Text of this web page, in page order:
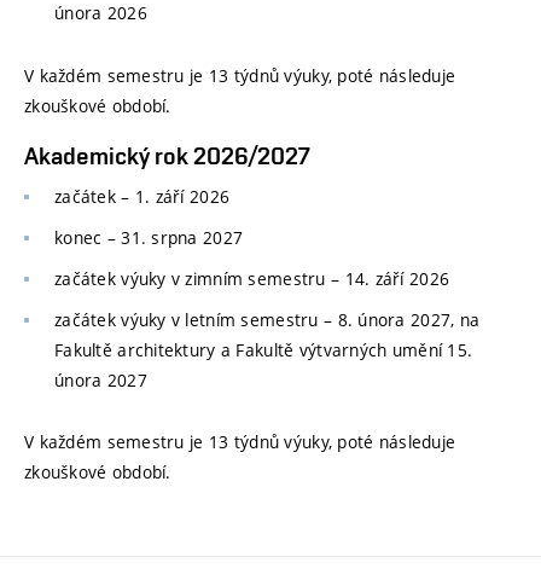
února 2026
V každém semestru je 13 týdnů výuky, poté následuje
zkouškové období.
Akademický rok 2026/2027
začátek – 1. září 2026
konec –31. srpna 2027
začátek výuky v zimním semestru – 14. září 2026
začátek výuky v letním semestru – 8. února 2027, na
Fakultě architektury a Fakultě výtvarných umění 15.
února 2027
V každém semestru je 13 týdnů výuky, poté následuje
zkouškové období.